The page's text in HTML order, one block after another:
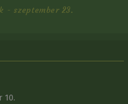
- szeptember 23.
10.